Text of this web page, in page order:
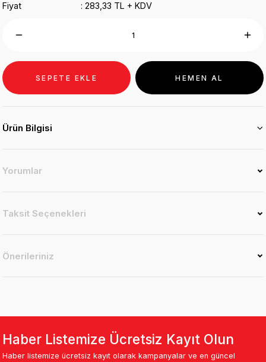
Fiyat
283,33 TL + KDV
SEPETE EKLE HEMEN AL
Ürün Bilgisi
Yorumlar
Taksit Seçenekleri
Önerileriniz
Haber Listemize Ücretsiz Kayıt Olun
Haber listemize ücretsiz kayıt olarak kampanyalar ve en güncel